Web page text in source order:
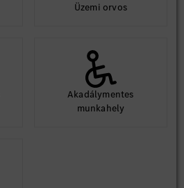
Üzemi orvos
Akadálymentes
munkahely